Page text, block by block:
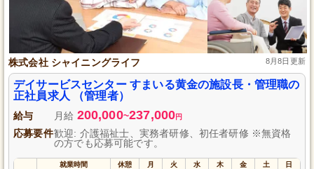
株式会社 シャイニングライフ 8月8日更新
デイサービスセンター すまいる黄金の施設長・管理職の
正社員求人 （管理者）
給与 月給 200,000~237,000円
応募要件歓迎: 介護福祉士、実務者研修、初任者研修 ※無資格
の方でも応募可能です。
就業時間 休憩 月 火 水 木 金 土 日